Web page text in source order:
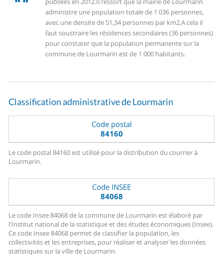
administre une population totale de 1 036 personnes,
avec une densite de 51,34 personnes par km2.A cela il
faut soustraire les résidences secondaires (36 personnes)
pour constater que la population permanente sur la
commune de Lourmarin est de 1 000 habitants.
Classification administrative de Lourmarin
Code postal
84160
Le code postal 84160 est utilisé pour la distribution du courrier à
Lourmarin.
Code INSEE
84068
Le code Insee 84068 de la commune de Lourmarin est élaboré par
l'Institut national de la statistique et des études économiques (Insee).
Ce code Insee 84068 permet de classifier la population, les
collectivités et les entreprises, pour réaliser et analyser les données
statistiques sur la ville de Lourmarin.